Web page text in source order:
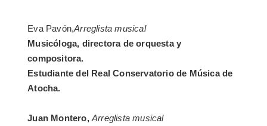
Eva Pavón,Arreglista musical
Musicóloga, directora de orquesta y
compositora.
Estudiante del Real Conservatorio de Música de
Atocha.
Juan Montero,Arreglista musical